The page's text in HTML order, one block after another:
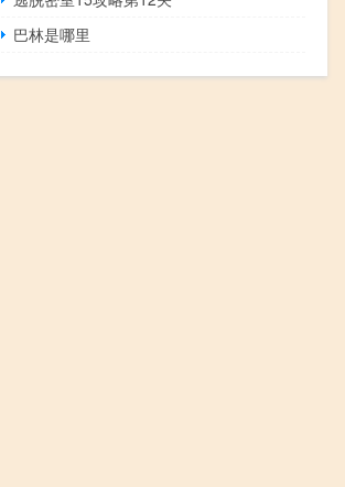
巴林是哪里